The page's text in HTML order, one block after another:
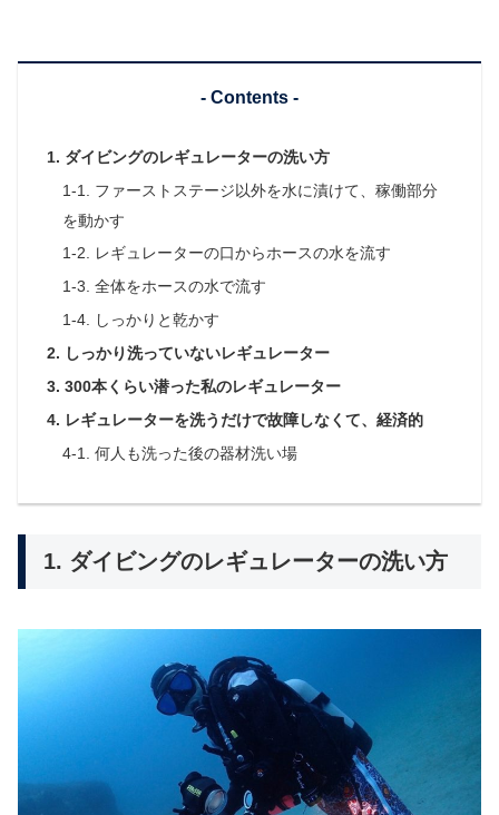
- Contents -
1. ダイビングのレギュレーターの洗い方
1-1. ファーストステージ以外を水に漬けて、稼働部分
を動かす
1-2. レギュレーターの口からホースの水を流す
1-3. 全体をホースの水で流す
1-4. しっかりと乾かす
2. しっかり洗っていないレギュレーター
3. 300本くらい潜った私のレギュレーター
4. レギュレーターを洗うだけで故障しなくて、経済的
4-1. 何人も洗った後の器材洗い場
1. ダイビングのレギュレーターの洗い方